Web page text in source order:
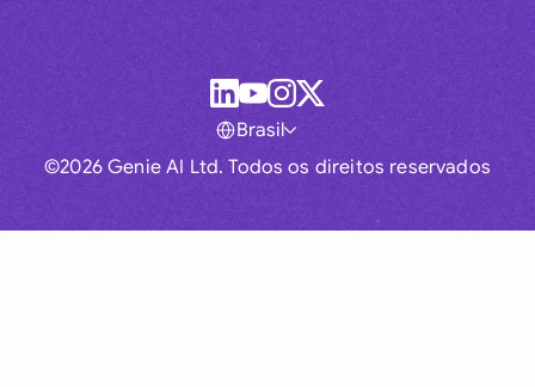
©2026 Genie AI Ltd. Todos os direitos reservados
Brasil
Global